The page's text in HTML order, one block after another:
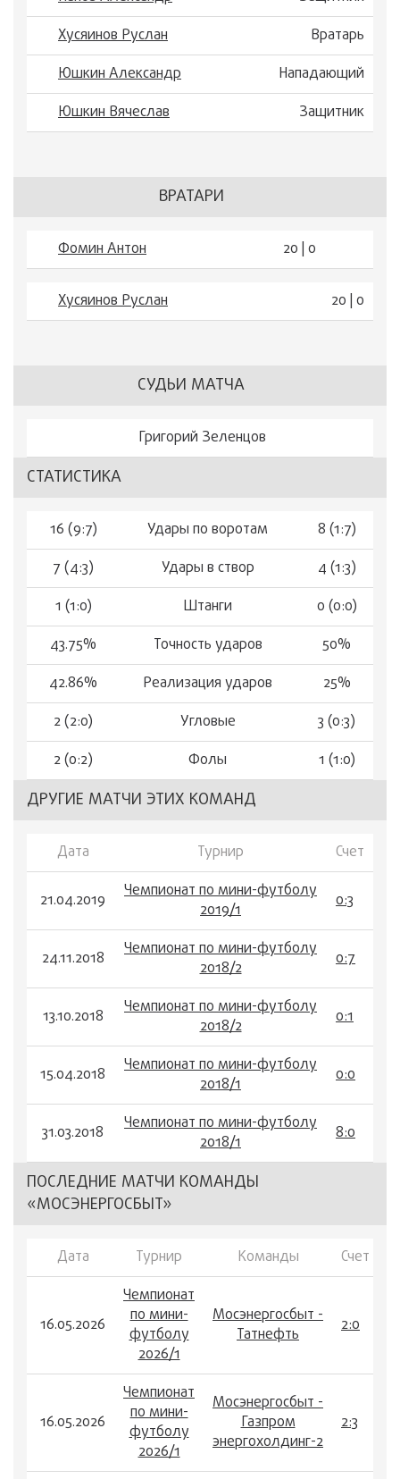
Хусяинов Руслан
Вратарь
Юшкин Александр
Нападающий
Юшкин Вячеслав
Защитник
ВРАТАРИ
Фомин Антон 20 | 0
Хусяинов Руслан 20 | 0
СУДЬИ МАТЧА
Григорий Зеленцов
СТАТИСТИКА
16 (9:7) Удары по воротам
8 (1:7)
7 (4:3)
Удары в створ
4 (1:3)
1 (1:0)
Штанги
0 (0:0)
43.75%
Точность ударов
50%
42.86%
Реализация ударов
25%
2 (2:0)
Угловые
3 (0:3)
2 (0:2)
Фолы 1 (1:0)
ДРУГИЕ МАТЧИ ЭТИХ КОМАНД
Дата Турнир Счет
21.04.2019
Чемпионат по мини-футболу
2019/1
0:3
24.11.2018
Чемпионат по мини-футболу
2018/2
0:7
13.10.2018
Чемпионат по мини-футболу
2018/2
0:1
15.04.2018
Чемпионат по мини-футболу
2018/1
0:0
31.03.2018
Чемпионат по мини-футболу
2018/1
8:0
ПОСЛЕДНИЕ МАТЧИ КОМАНДЫ
«МОСЭНЕРГОСБЫТ»
Дата Турнир Команды Счет
16.05.2026
Чемпионат
по мини-
футболу
2026/1
Мосэнергосбыт -
Татнефть
2:0
16.05.2026
Чемпионат
по мини-
футболу
2026/1
Мосэнергосбыт -
Газпром
энергохолдинг-2
2:3